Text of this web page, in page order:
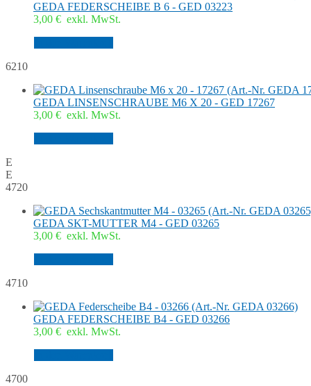
GEDA FEDERSCHEIBE B 6 - GED 03223
3,00 € exkl. MwSt.
6210
GEDA LINSENSCHRAUBE M6 X 20 - GED 17267
3,00 € exkl. MwSt.
E
E
4720
GEDA SKT-MUTTER M4 - GED 03265
3,00 € exkl. MwSt.
4710
GEDA FEDERSCHEIBE B4 - GED 03266
3,00 € exkl. MwSt.
4700